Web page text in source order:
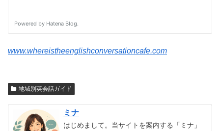
www.whereistheenglishconversationcafe.com
地域別英会話ガイド
ミナ
はじめまして。当サイトを案内する「ミナ」